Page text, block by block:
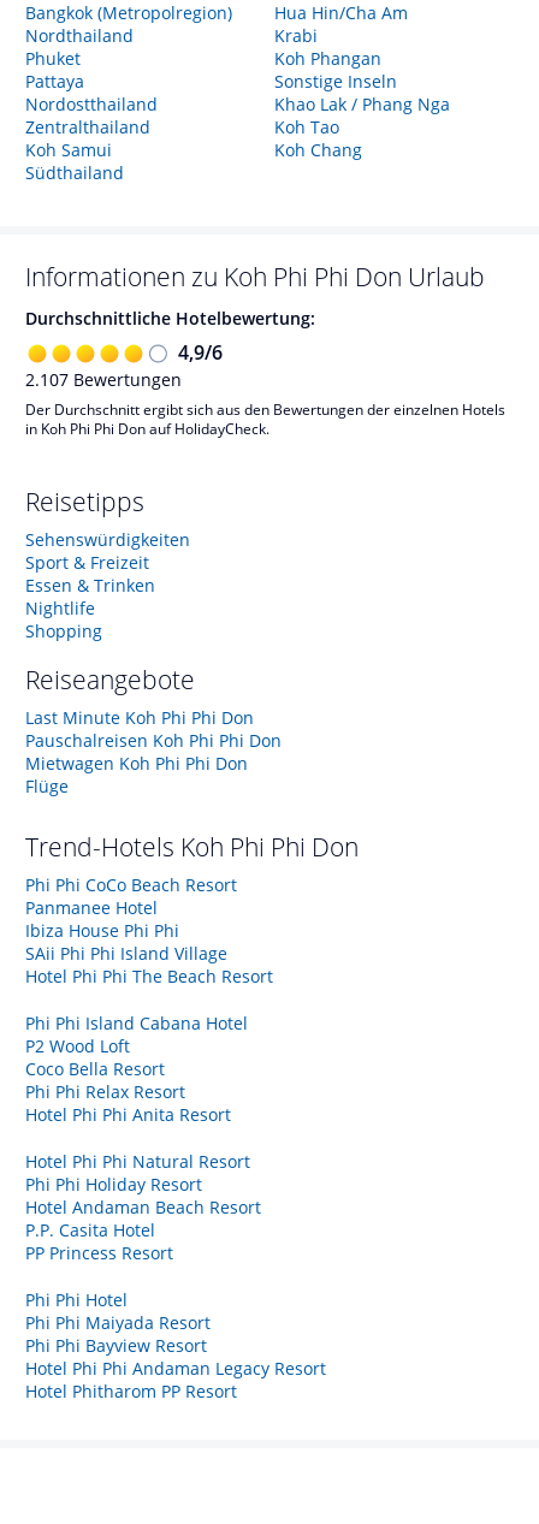
Bangkok (Metropolregion)
Nordthailand
Phuket
Pattaya
Nordostthailand
Zentralthailand
Koh Samui
Südthailand
Hua Hin/Cha Am
Krabi
Koh Phangan
Sonstige Inseln
Khao Lak / Phang Nga
Koh Tao
Koh Chang
Informationen zu Koh Phi Phi Don Urlaub
Durchschnittliche Hotelbewertung:
4,9/6
2.107 Bewertungen
Der Durchschnitt ergibt sich aus den Bewertungen der einzelnen Hotels
in Koh Phi Phi Don auf HolidayCheck.
Reisetipps
Sehenswürdigkeiten
Sport & Freizeit
Essen & Trinken
Nightlife
Shopping
Reiseangebote
Last Minute Koh Phi Phi Don
Pauschalreisen Koh Phi Phi Don
Mietwagen Koh Phi Phi Don
Flüge
Trend-Hotels Koh Phi Phi Don
Phi Phi CoCo Beach Resort
Panmanee Hotel
Ibiza House Phi Phi
SAii Phi Phi Island Village
Hotel Phi Phi The Beach Resort
Phi Phi Island Cabana Hotel
P2 Wood Loft
Coco Bella Resort
Phi Phi Relax Resort
Hotel Phi Phi Anita Resort
Hotel Phi Phi Natural Resort
Phi Phi Holiday Resort
Hotel Andaman Beach Resort
P.P. Casita Hotel
PP Princess Resort
Phi Phi Hotel
Phi Phi Maiyada Resort
Phi Phi Bayview Resort
Hotel Phi Phi Andaman Legacy Resort
Hotel Phitharom PP Resort